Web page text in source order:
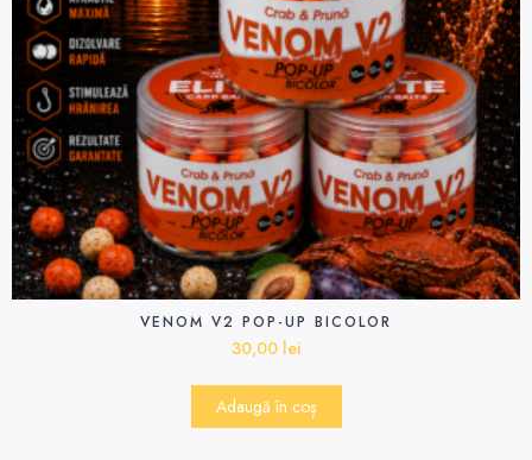
VENOM V2 POP-UP BICOLOR
30,00 lei
Adaugă în coș